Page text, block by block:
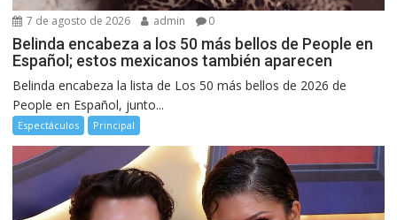
7 de agosto de 2026 admin 0
Belinda encabeza a los 50 más bellos de People en
Español; estos mexicanos también aparecen
Belinda encabeza la lista de Los 50 más bellos de 2026 de
People en Español, junto...
Espectáculos Principal